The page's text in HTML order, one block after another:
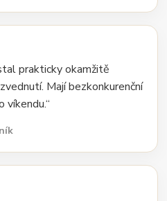
prakticky okamžitě
Mají bezkonkurenční
víkendu.“